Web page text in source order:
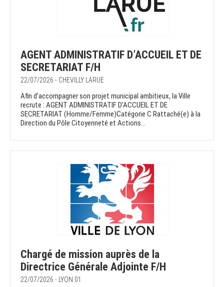
AGENT ADMINISTRATIF D’ACCUEIL ET DE
SECRETARIAT F/H
22/07/2026 - CHEVILLY LARUE
Afin d’accompagner son projet municipal ambitieux, la Ville
recrute : AGENT ADMINISTRATIF D’ACCUEIL ET DE
SECRETARIAT (Homme/Femme)Catégorie C Rattaché(e) à la
Direction du Pôle Citoyenneté et Actions...
Chargé de mission auprès de la
Directrice Générale Adjointe F/H
22/07/2026 - LYON 01